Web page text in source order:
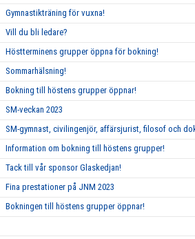
Gymnastikträning för vuxna!
Vill du bli ledare?
Höstterminens grupper öppna för bokning!
Sommarhälsning!
Bokning till höstens grupper öppnar!
SM-veckan 2023
SM-gymnast, civilingenjör, affärsjurist, filosof och
Information om bokning till höstens grupper!
Tack till vår sponsor Glaskedjan!
Fina prestationer på JNM 2023
Bokningen till höstens grupper öppnar!